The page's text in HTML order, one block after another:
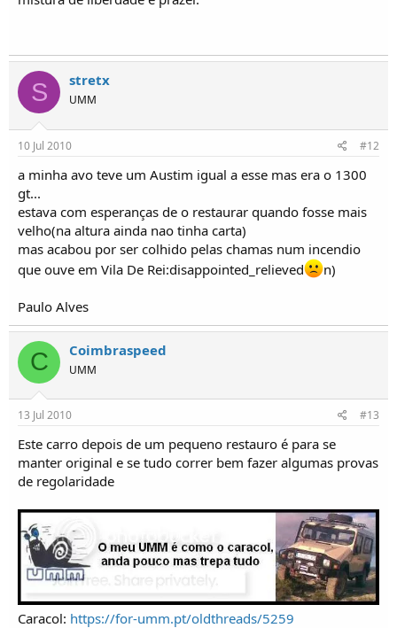
S stretx
UMM
10 Jul 2010 #12
a minha avo teve um Austim igual a esse mas era o 1300
gt...
estava com esperanças de o restaurar quando fosse mais
velho(na altura ainda nao tinha carta)
mas acabou por ser colhido pelas chamas num incendio
que ouve em Vila De Rei:disappointed_relieved
n)
Paulo Alves
C Coimbraspeed
UMM
13 Jul 2010 #13
Este carro depois de um pequeno restauro é para se
manter original e se tudo correr bem fazer algumas provas
de regolaridade
Caracol: https://for-umm.pt/oldthreads/5259